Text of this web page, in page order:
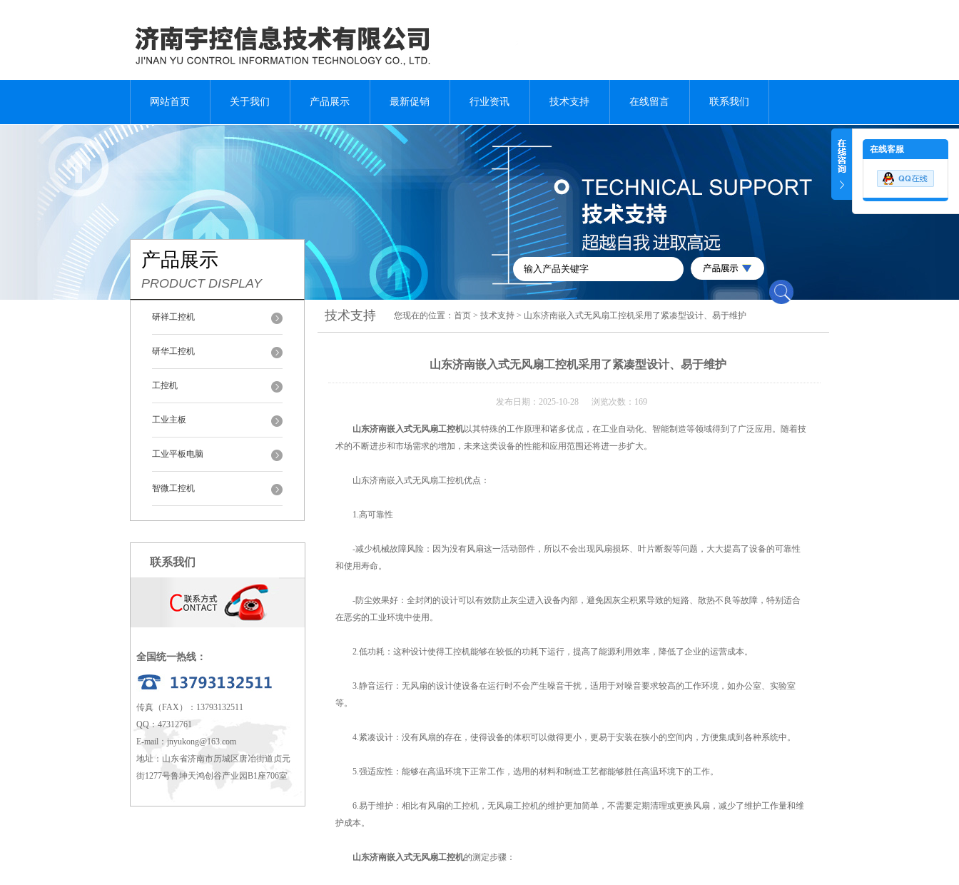
网站首页 关于我们 产品展示 最新促销 行业资讯 技术支持 在线留言 联系我们
产品展示
PRODUCT DISPLAY
研祥工控机
研华工控机
工控机
工业主板
工业平板电脑
智微工控机
联系我们
全国统一热线：
传真（FAX）：13793132511
QQ：47312761
E-mail： jnyukong@163.com
地址：山东省济南市历城区唐冶街道贞元
街1277号鲁坤天鸿创谷产业园B1座706室
技术支持 您现在的位置： 首页 > 技术支持 > 山东济南嵌入式无风扇工控机采用了紧凑型设计、易于维护
山东济南嵌入式无风扇工控机采用了紧凑型设计、易于维护
发布日期：2025-10-28 浏览次数：169
山东济南嵌入式无风扇工控机以其特殊的工作原理和诸多优点，在工业自动化、智能制造等领域得到了广泛应用。随着技
术的不断进步和市场需求的增加，未来这类设备的性能和应用范围还将进一步扩大。
山东济南嵌入式无风扇工控机优点：
1.高可靠性
-减少机械故障风险：因为没有风扇这一活动部件，所以不会出现风扇损坏、叶片断裂等问题，大大提高了设备的可靠性
和使用寿命。
-防尘效果好：全封闭的设计可以有效防止灰尘进入设备内部，避免因灰尘积累导致的短路、散热不良等故障，特别适合
在恶劣的工业环境中使用。
2.低功耗：这种设计使得工控机能够在较低的功耗下运行，提高了能源利用效率，降低了企业的运营成本。
3.静音运行：无风扇的设计使设备在运行时不会产生噪音干扰，适用于对噪音要求较高的工作环境，如办公室、实验室
等。
4.紧凑设计：没有风扇的存在，使得设备的体积可以做得更小，更易于安装在狭小的空间内，方便集成到各种系统中。
5.强适应性：能够在高温环境下正常工作，选用的材料和制造工艺都能够胜任高温环境下的工作。
6.易于维护：相比有风扇的工控机，无风扇工控机的维护更加简单，不需要定期清理或更换风扇，减少了维护工作量和维
护成本。
山东济南嵌入式无风扇工控机的测定步骤：
在线客服